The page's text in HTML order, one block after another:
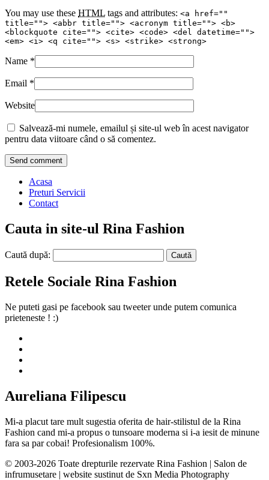
You may use these HTML tags and attributes: <a href=""
title=""> <abbr title=""> <acronym title=""> <b>
<blockquote cite=""> <cite> <code> <del datetime="">
<em> <i> <q cite=""> <s> <strike> <strong>
Name *
Email *
Website
Salvează-mi numele, emailul și site-ul web în acest navigator
pentru data viitoare când o să comentez.
Acasa
Preturi Servicii
Contact
Cauta in site-ul Rina Fashion
Caută după:
Retele Sociale Rina Fashion
Ne puteti gasi pe facebook sau tweeter unde putem comunica
prieteneste ! :)
Aureliana Filipescu
Mi-a placut tare mult sugestia oferita de hair-stilistul de la Rina
Fashion cand mi-a propus o tunsoare moderna si i-a iesit de minune
fara sa par cobai! Profesionalism 100%.
© 2003-2026 Toate drepturile rezervate Rina Fashion | Salon de
infrumusetare | website sustinut de Sxn Media Photography